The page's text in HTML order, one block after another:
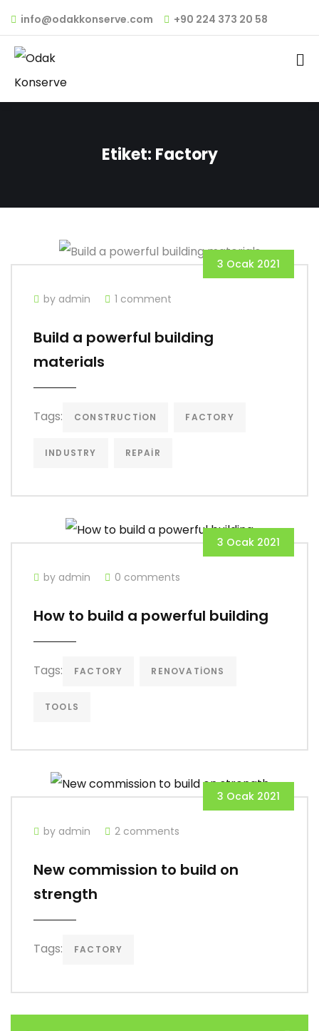
info@odakkonserve.com +90 224 373 20 58
Etiket: Factory
3 Ocak 2021
by admin 1 comment
Build a powerful building
materials
Tags: CONSTRUCTION FACTORY
INDUSTRY REPAIR
3 Ocak 2021
by admin 0 comments
How to build a powerful building
Tags: FACTORY RENOVATIONS
TOOLS
3 Ocak 2021
by admin 2 comments
New commission to build on
strength
Tags: FACTORY